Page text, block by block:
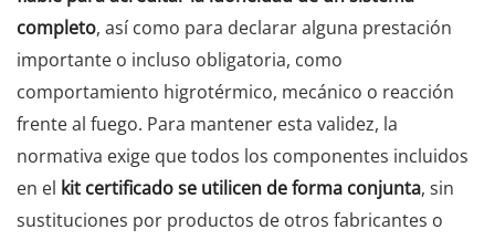
completo, así como para declarar alguna prestación
importante o incluso obligatoria, como
comportamiento higrotérmico, mecánico o reacción
frente al fuego. Para mantener esta validez, la
normativa exige que todos los componentes incluidos
en el kit certificado se utilicen de forma conjunta, sin
sustituciones por productos de otros fabricantes o